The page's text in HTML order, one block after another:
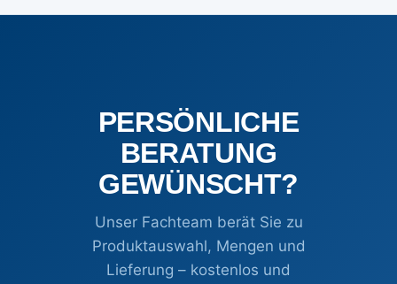
auf
auf
PERSÖNLICHE
BERATUNG
GEWÜNSCHT?
Unser Fachteam berät Sie zu
Produktauswahl, Mengen und
Lieferung – kostenlos und